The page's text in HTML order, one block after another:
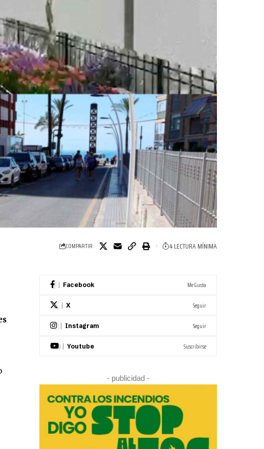
COMPARTIR 4 LECTURA MÍNIMA
Facebook Me Gusta
X Seguir
Instagram Seguir
Youtube Suscribirse
- publicidad -